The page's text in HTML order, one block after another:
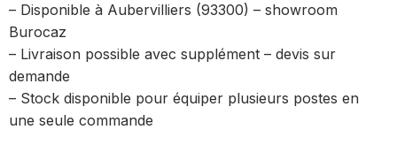
– Disponible à Aubervilliers (93300) – showroom
Burocaz
– Livraison possible avec supplément – devis sur
demande
– Stock disponible pour équiper plusieurs postes en
une seule commande